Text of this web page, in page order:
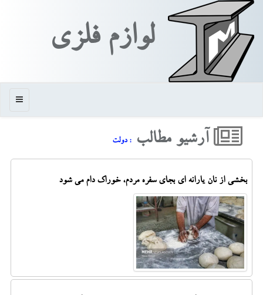
لوازم فلزی
منو
آرشیو مطالب : دولت
بخشی از نان یارانه ای بجای سفره مردم، خوراک دام می شود